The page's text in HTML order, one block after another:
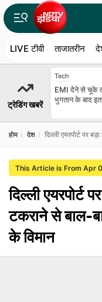
LIVE टीवी ताजातरीन
ट्रेडिंग खबरें
Tech
EMI देने से चूके
भुगतान के बाद
होम देश दिल्‍ली एयरपोर्ट पर
This Article is From Apr
दिल्‍ली एयरपोर्ट
टकराने से बाल-
के विमान